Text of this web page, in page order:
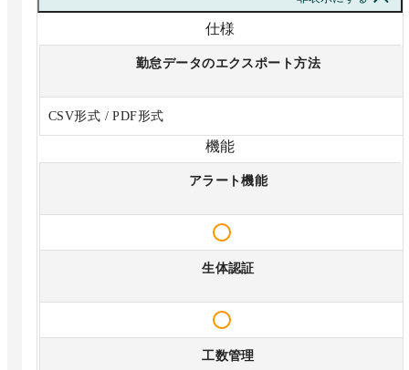
仕様
勤怠データのエクスポート方法
CSV形式 / PDF形式
機能
アラート機能
生体認証
工数管理